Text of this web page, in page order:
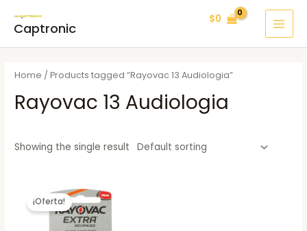
Captronic
$0
Home / Products tagged “Rayovac 13 Audiologia”
Rayovac 13 Audiologia
Showing the single result
¡Oferta!